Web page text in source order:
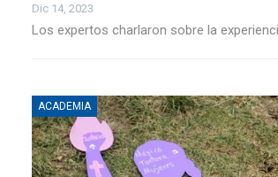
Dic 14, 2023
Los expertos charlaron sobre la
ACADEMIA